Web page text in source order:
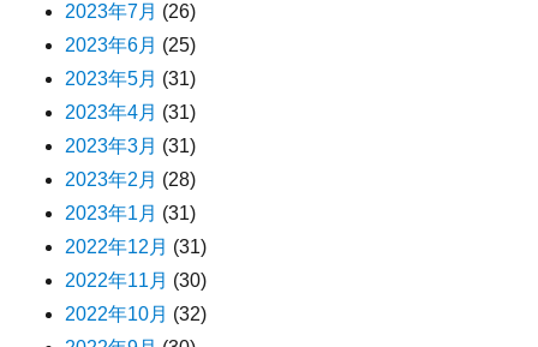
2023年7月 (26)
2023年6月 (25)
2023年5月 (31)
2023年4月 (31)
2023年3月 (31)
2023年2月 (28)
2023年1月 (31)
2022年12月 (31)
2022年11月 (30)
2022年10月 (32)